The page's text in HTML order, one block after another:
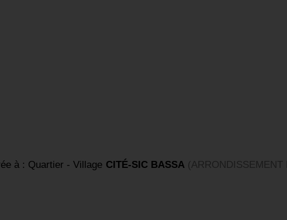
à : Quartier - Village CITÉ-SIC BASSA (ARRONDISSEMENT